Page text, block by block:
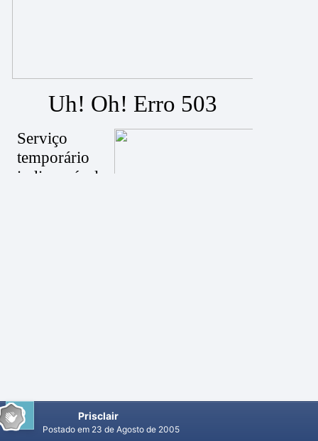
Prisclair
Postado em 23 de Agosto de 2005